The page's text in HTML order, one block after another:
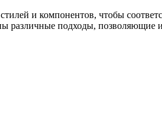
и компонентов, чтобы
подходы, позволяющие